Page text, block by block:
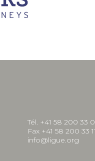
Tél. +41 58 200 33
Fax +41 58 200 33
info@ligue.org